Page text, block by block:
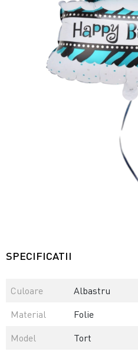
SPECIFICATII
Culoare
Albastru
Material
Folie
Model
Tort